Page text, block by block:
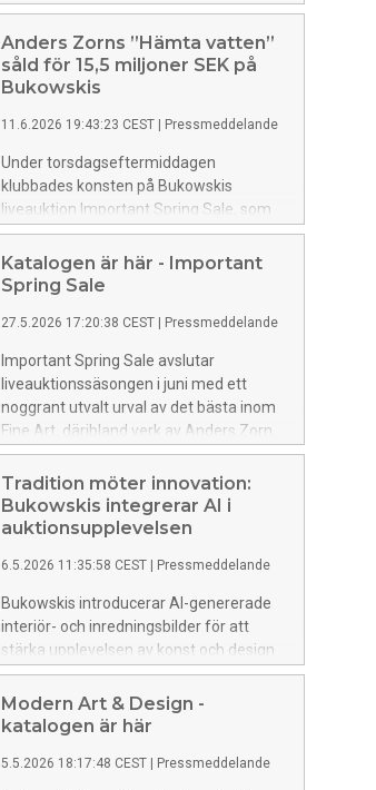
miljonnoteringar, bland dem August
Strindbergs målning ”Enslingen” (1892),
som såldes för ett slutpris om 10,9
miljoner SEK.
Anders Zorns ”Hämta vatten”
såld för 15,5 miljoner SEK på
Bukowskis
11.6.2026 19:43:23 CEST Pressmeddelande
Under torsdagseftermiddagen
klubbades konsten på Bukowskis
liveauktion Important Spring Sale, som
bjöd på verk av några av Sveriges mest
betydande konstnärer, däribland Bruno
Liljefors, Carl Larsson, John Bauer,
Katalogen är här - Important
Spring Sale
27.5.2026 17:20:38 CEST Pressmeddelande
Important Spring Sale avslutar
liveauktionssäsongen i juni med ett
noggrant utvalt urval av det bästa inom
Fine Art, däribland verk av Anders Zorn,
Helene Schjerfbeck, Bruno Liljefors och
August Strindberg. Auktionen
presenterar även framstående föremål
inom konsthantverk, mattor, silver och
Tradition möter innovation:
Bukowskis integrerar AI i
auktionsupplevelsen
6.5.2026 11:35:58 CEST Pressmeddelande
Bukowskis introducerar AI-genererade
interiör- och inredningsbilder för att
stärka upplevelsen av konst och design
som klubbas online. Satsningen är
ytterligare ett steg i att driva innovation
inom auktionsbranschen genom att
inspireras och uppleva kvalitetsföremål i
Modern Art & Design -
katalogen är här
5.5.2026 18:17:48 CEST Pressmeddelande